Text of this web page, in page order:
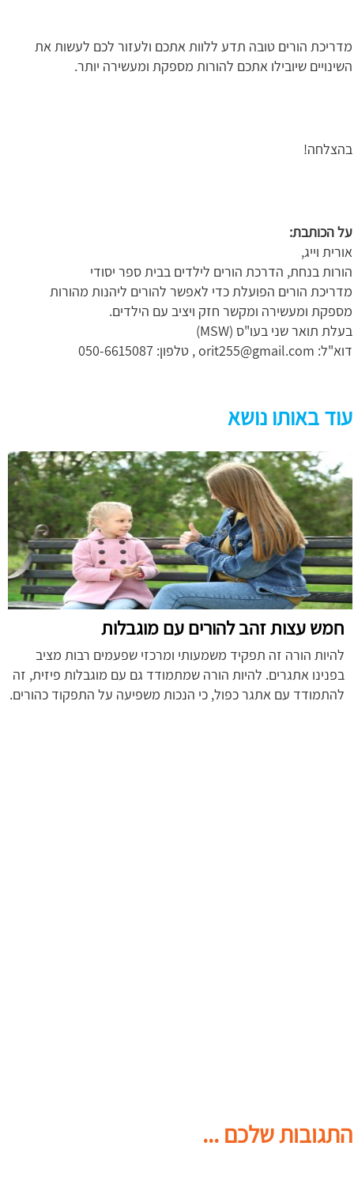
מדריכת הורים טובה תדע ללוות אתכם ולעזור לכם לעשות את
השינויים שיובילו אתכם להורות מספקת ומעשירה יותר.
בהצלחה!
על הכותבת:
אורית וייג,
הורות בנחת, הדרכת הורים לילדים בבית ספר יסודי
מדריכת הורים הפועלת כדי לאפשר להורים ליהנות מהורות
מספקת ומעשירה ומקשר חזק ויציב עם הילדים.
בעלת תואר שני בעו"ס (MSW)
דוא"ל: orit255@gmail.com , טלפון: 050-6615087
עוד באותו נושא
חמש עצות זהב להורים עם מוגבלות
להיות הורה זה תפקיד משמעותי ומרכזי שפעמים רבות מציב
בפנינו אתגרים. להיות הורה שמתמודד גם עם מוגבלות פיזית, זה
להתמודד עם אתגר כפול, כי הנכות משפיעה על התפקוד כהורים.
התגובות שלכם ...